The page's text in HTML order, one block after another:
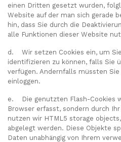
einen Dritten gesetzt wurden,
Website auf der man sich gerade
hin, dass Sie durch die
alle Funktionen dieser Website
d. Wir setzen Cookies ein, um
identifizieren zu können, falls Sie
verfügen. Andernfalls müssten
einloggen.
e. Die genutzten Flash-Cookies
Browser erfasst, sondern durch
nutzen wir HTML5 storage
abgelegt werden. Diese Objekte
Daten unabhängig von Ihrem